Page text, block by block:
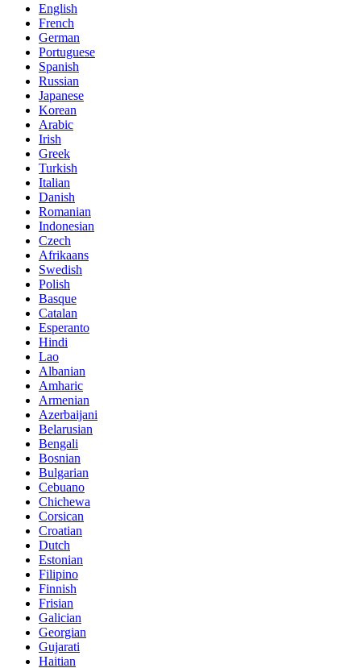
English
French
German
Portuguese
Spanish
Russian
Japanese
Korean
Arabic
Irish
Greek
Turkish
Italian
Danish
Romanian
Indonesian
Czech
Afrikaans
Swedish
Polish
Basque
Catalan
Esperanto
Hindi
Lao
Albanian
Amharic
Armenian
Azerbaijani
Belarusian
Bengali
Bosnian
Bulgarian
Cebuano
Chichewa
Corsican
Croatian
Dutch
Estonian
Filipino
Finnish
Frisian
Galician
Georgian
Gujarati
Haitian